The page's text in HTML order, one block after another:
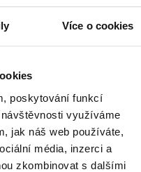
Více o cookies
poskytování funkcí
využíváme
jak náš web používáte,
média, inzerci a
zkombinovat s dalšími
tulipánová pole,
a květinová